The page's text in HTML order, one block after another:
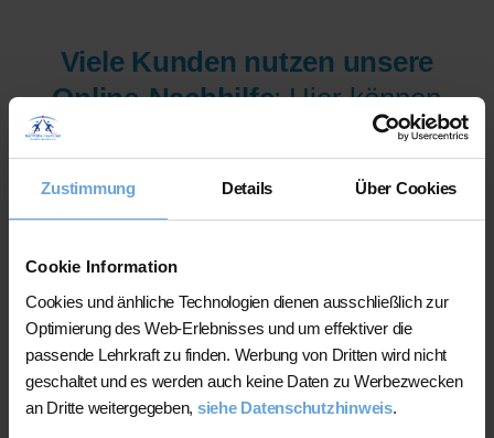
Zustimmung Details Über Cookies
Cookie Information
Cookies und änhliche Technologien dienen ausschließlich zur
Optimierung des Web-Erlebnisses und um effektiver die
passende Lehrkraft zu finden. Werbung von Dritten wird nicht
geschaltet und es werden auch keine Daten zu Werbezwecken
an Dritte weitergegeben, siehe Datenschutzhinweis.
Viele Kunden nutzen unsere
Online-Nachhilfe: Hier können
wir Ihnen aus mehr als 300
Lehrer/innen pro Fach und
Niveau die am besten
zur Verfügung stellen.
Jetzt verfügbare Lehrer/innen
für Online-Nachhilfe anzeigen